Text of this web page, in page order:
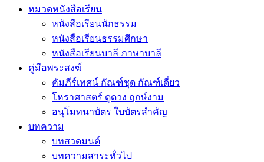
หมวดหนังสือเรียน
หนังสือเรียนนักธรรม
หนังสือเรียนธรรมศึกษา
หนังสือเรียนบาลี ภาษาบาลี
คู่มือพระสงฆ์
คัมภีร์เทศน์ กัณฑ์ชุด กัณฑ์เดี่ยว
โหราศาสตร์ ดูดวง ฤกษ์งาม
อนุโมทนาบัตร ใบบัตรสำคัญ
บทความ
บทสวดมนต์
บทความสาระทั่วไป